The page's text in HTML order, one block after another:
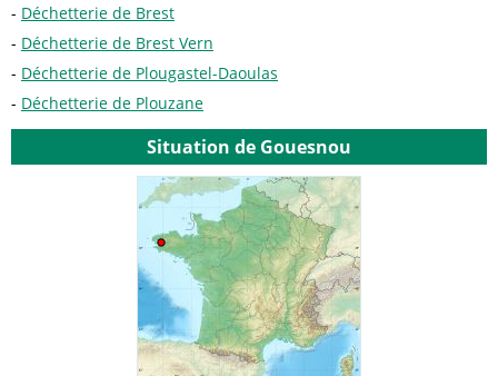
Déchetterie de Brest
Déchetterie de Brest Vern
Déchetterie de Plougastel-Daoulas
Déchetterie de Plouzane
Situation de Gouesnou